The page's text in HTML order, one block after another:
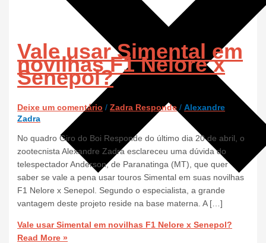
Vale usar Simental em
novilhas F1 Nelore x
Senepol?
Deixe um comentário /Zadra Responde /Alexandre
Zadra
No quadro Giro do Boi Responde do último dia 20 de abril, o
zootecnista Alexandre Zadra esclareceu uma dúvida do
telespectador Anderson, de Paranatinga (MT), que quer
saber se vale a pena usar touros Simental em suas novilhas
F1 Nelore x Senepol. Segundo o especialista, a grande
vantagem deste projeto reside na base materna. A […]
Vale usar Simental em novilhas F1 Nelore x Senepol?
Read More »